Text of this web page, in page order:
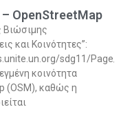
OpenStreetMap
Βιώσιμης
και Κοινότητες”:
sdg11/Page/
κοινότητα
(OSM), καθώς η